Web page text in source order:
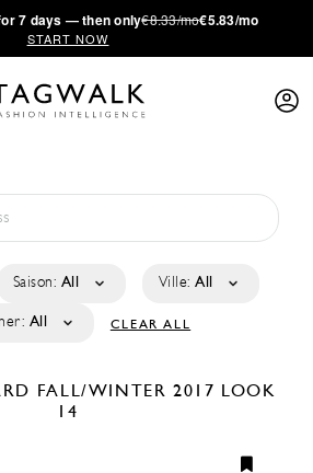
7 days — then only€8.33/mo€5.83/mo
START NOW
Saison: All Ville: All
All CLEAR ALL
FALL/WINTER 2017 LOOK
14